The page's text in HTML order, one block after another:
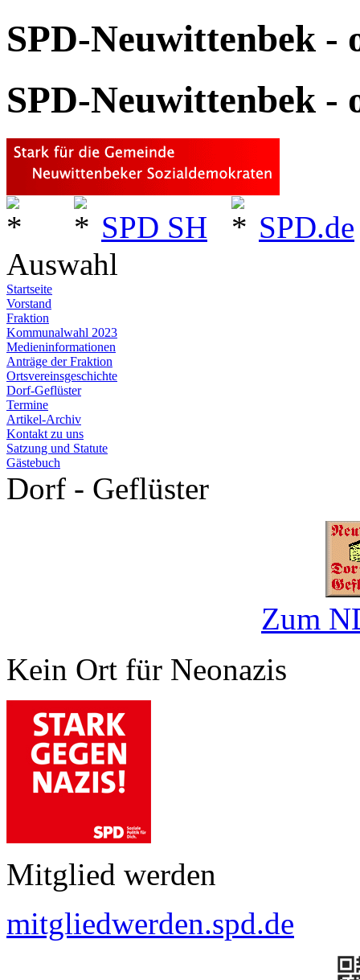
SPD-Neuwittenbek -
SPD-Neuwittenbek -
SPD SH
SPD.de
Auswahl
Startseite
Vorstand
Fraktion
Kommunalwahl 2023
Medieninformationen
Anträge der Fraktion
Ortsvereinsgeschichte
Dorf-Geflüster
Termine
Artikel-Archiv
Kontakt zu uns
Satzung und Statute
Gästebuch
Dorf - Geflüster
Zum
Kein Ort für Neonazis
Mitglied werden
mitgliedwerden.spd.de